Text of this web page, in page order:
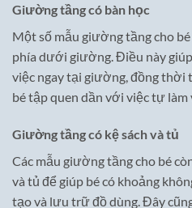
Giường tầng có bàn học
Một số mẫu giường tầng cho
phía dưới giường. Điều này
việc ngay tại giường, đồng thời
bé tập quen dần với việc tự làm
Giường tầng có kệ sách và tủ
Các mẫu giường tầng cho bé
và tủ để giúp bé có khoảng
tạo và lưu trữ đồ dùng. Đây